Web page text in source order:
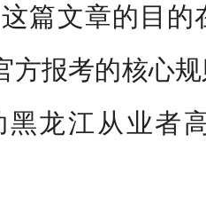
篇文章的目的
方报考的核心
黑龙江从业者